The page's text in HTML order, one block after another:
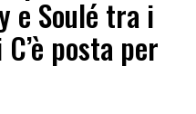
e Soulé tra i
posta per